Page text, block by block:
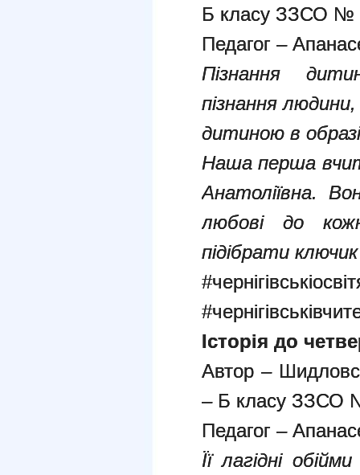
Б класу ЗЗСО №
Педагог –
Пізнання
пізнання
дитиною в
Наша перша
Анатоліївна.
любові до
підібрати
Історія до
Автор –
– Б класу ЗЗСО
Педагог –
Її лагідні